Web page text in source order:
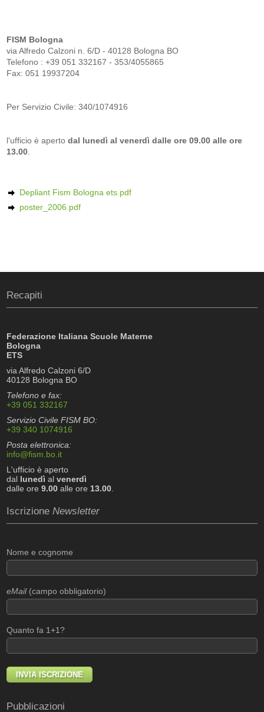
FISM Bologna
via Alfredo Calzoni n. 6/D - 40128 Bologna BO
Telefono : +39 051 332167 - 353/4055865
Fax: 051 19937204
Per Servizio Civile: 340/1074916
l'ufficio è aperto dal lunedì al venerdì dalle ore 09.00 alle ore
13.00
Depliant Fism Bologna ets.pdf
poster_2006.pdf
Recapiti
Federazione Italiana Scuole Materne
Bologna
ETS
via Alfredo Calzoni 6/D
40128 Bologna BO
Telefono e fax:
+39 051 332167
Servizio Civile FISM BO:
+39 340 1074916
Posta elettronica:
info@fism.bo.it
L'ufficio è aperto
dal lunedì alvenerdì
dalle ore9.00 alle ore 13.00
IscrizioneNewsletter
Nome e cognome
eMail(campo obbligatorio)
Quanto fa 1+1?
Pubblicazioni